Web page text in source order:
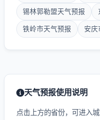
锡林郭勒盟天气预报
铁岭市天气预报 安庆
天气预报使用说明
点击上方的省份，可进入